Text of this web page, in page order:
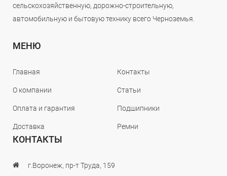
сельскохозяйственную, дорожно-строительную,
автомобильную и бытовую технику всего Черноземья.
МЕНЮ
Главная
О компании
Оплата и гарантия
Доставка
Контакты
Статьи
Подшипники
Ремни
КОНТАКТЫ
г.Воронеж, пр-т Труда, 159